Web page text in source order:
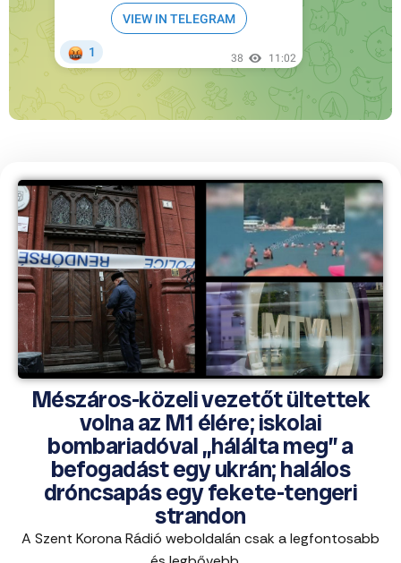
Mészáros-közeli vezetőt ültettek
volna az M1 élére; iskolai
bombariadóval „hálálta meg” a
befogadást egy ukrán; halálos
dróncsapás egy fekete-tengeri
strandon
A Szent Korona Rádió weboldalán csak a legfontosabb